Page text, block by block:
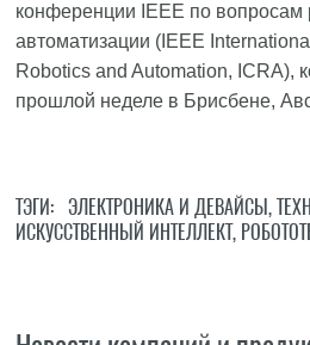
конференции IEEE по вопросам
автоматизации (IEEE
Robotics and Automation, ICRA),
прошлой неделе в Брисбене,
ТЭГИ: ЭЛЕКТРОНИКА И ДЕВАЙСЫ,
ИСКУССТВЕННЫЙ ИНТЕЛЛЕКТ,